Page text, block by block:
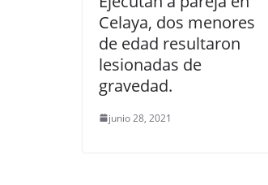
Celaya, dos menores
de edad resultaron
lesionadas de
gravedad.
junio 28, 2021